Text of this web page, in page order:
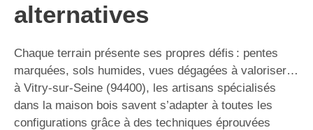
alternatives
Chaque terrain présente ses propres défis : pentes
marquées, sols humides, vues dégagées à valoriser…
à Vitry-sur-Seine (94400), les artisans spécialisés
dans la maison bois savent s’adapter à toutes les
configurations grâce à des techniques éprouvées